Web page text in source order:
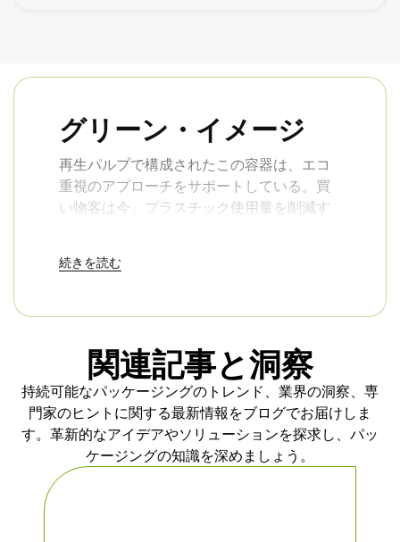
グリーン・イメージ
再生パルプで構成されたこの容器は、エコ
重視のアプローチをサポートしている。買
い物客は今、プラスチック使用量を削減す
もあります。よりクリーンな包装へのコミ
る顧客を喜ばせることができます。
トップレベルの保護性能と地球への軽い負
荷を両立しています。スペースを節約し、
輸送コストを下げ、ボトルを安全に保管し
ます。化粧品、飲料、ギフトショップな
ど、さまざまな分野のビジネスで頼りにさ
れています。心配を減らし、よりスタイリ
続きを読む
関連記事と洞察
持続可能なパッケージングのトレンド、業界の洞察、専
門家のヒントに関する最新情報をブログでお届けしま
す。革新的なアイデアやソリューションを探求し、パッ
ケージングの知識を深めましょう。